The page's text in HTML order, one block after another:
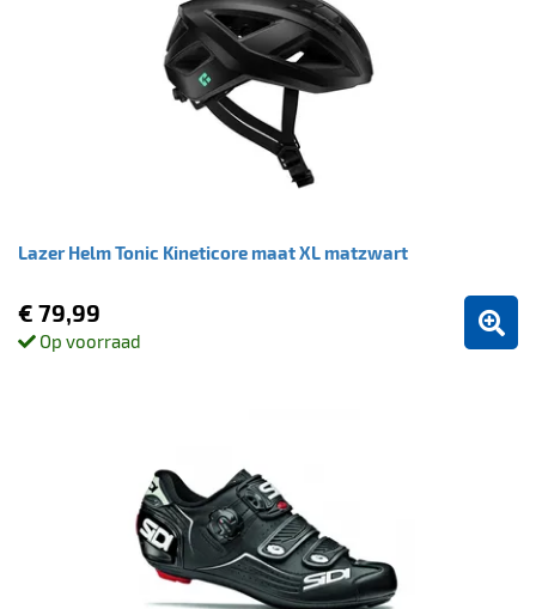
Lazer Helm Tonic Kineticore maat XL matzwart
€ 79,99
Op voorraad